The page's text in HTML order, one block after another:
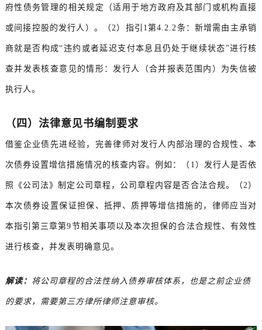
府性债务管理的相关规定（适用于地方政府及其部门或机构直接
或间接控股的发行人）。（2）指引1第4.2.2条：新增需由主承销
商就是否构成“违约或者延迟支付本息且仍处于继续状态”进行核
查并发表核查意见的情形：发行人（合并报表范围内）为失信被
执行人。
（四）法律意见书编制要求
借鉴企业债先进经验，完善律师对发行人内部治理的合规性、本
次债券设置增信措施情况的核查内容。例如：（1）发行人是否依
照《公司法》制定公司章程，公司章程内容是否合法合规。（2）
本次债券设置保证担保、抵押、质押等增信措施的，律师应当对
本指引第三章第9节相关事项以及本次担保的合法合规性、有效性
进行核查，并发表明确意见。
解读： 将公司章程的合法性纳入债券审核体系，也是之前企业债
的要求，需要第三方律所律师注意审核。